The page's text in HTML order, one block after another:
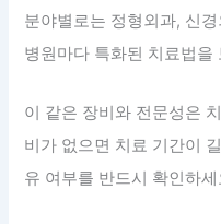
분야별로는 정형외과, 신
병원마다 특화된 치료법을
이 같은 장비와 전문성은
비가 없으면 치료 기간이
유 여부를 반드시 확인하세